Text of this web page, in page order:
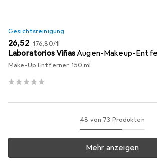
Gesichtsreinigung
EUR
26,52 EUR
176,80/1l
Laboratorios ViñasAugen-Makeup-
Make-Up Entferner, 150 ml
48 von 73 Produkten
Mehr anzeigen